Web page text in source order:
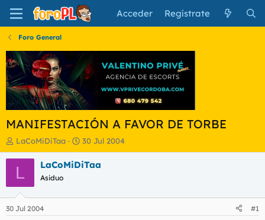
Acceder Regístrate
Foro General
MANIFESTACIÓN A FAVOR DE TORBE
I
n
i
a
d
o
LaCoMiDiTaa
F
e
c
i
30 Jul 2004
L LaCoMiDiTaa
Asiduo
30 Jul 2004 #1